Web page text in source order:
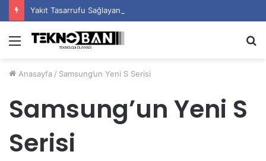
Yakıt Tasarrufu Sağlayan Sürüş Teknikleri
Menü
Anasayfa / Samsung’un Yeni S Serisi
Samsung’un Yeni S
Serisi